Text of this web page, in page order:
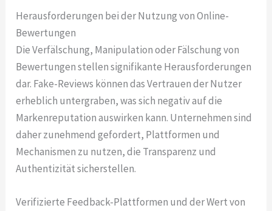
Herausforderungen bei der Nutzung von Online-
Bewertungen
Die Verfälschung, Manipulation oder Fälschung von
Bewertungen stellen signifikante Herausforderungen
dar. Fake-Reviews können das Vertrauen der Nutzer
erheblich untergraben, was sich negativ auf die
Markenreputation auswirken kann. Unternehmen sind
daher zunehmend gefordert, Plattformen und
Mechanismen zu nutzen, die Transparenz und
Authentizität sicherstellen.
Verifizierte Feedback-Plattformen und der Wert von